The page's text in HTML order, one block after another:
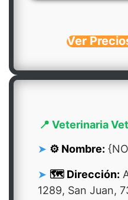
Ver
📍 Veterinaria
⚙️ Nombre:
🗺️ Dirección:
1289, San Juan,